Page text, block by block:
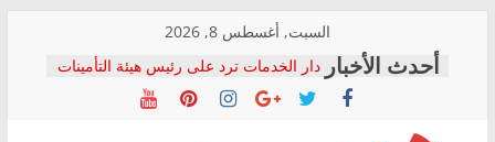
content
السبت, أغسطس 8, 2026
دار الخدمات ترد على رئيس هيئة التأمينات
بعد مؤتمره الصحفي: إنكار الأزمة لا ينهي
معاناة أصحاب المعاشات.. ونطالب بكشف